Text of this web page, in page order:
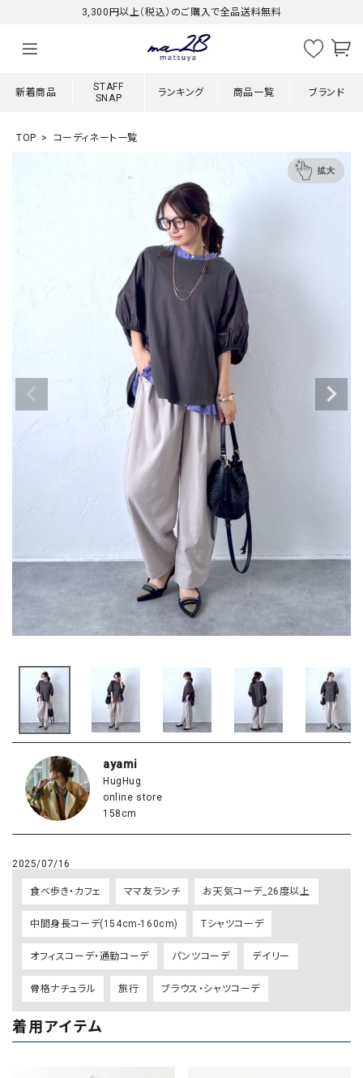
3,300円以上（税込）のご購入で全品送料無料
新着商品
STAFF
SNAP
ランキング 商品一覧 ブランド
TOP コーディネート一覧
ayami
HugHug
online store
158cm
2025/07/16
食べ歩き・カフェ ママ友ランチ お天気コーデ_26度以上
中間身長コーデ(154cm-160cm) Tシャツコーデ
オフィスコーデ・通勤コーデ パンツコーデ デイリー
骨格ナチュラル 旅行 ブラウス・シャツコーデ
着用アイテム